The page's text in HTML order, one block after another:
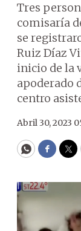
Tres
comisaría
se
Ruiz Díaz
inicio de la
apoderado
centro
Abril 30, 2023